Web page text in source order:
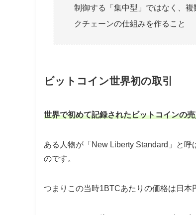
制御する「集中型」ではなく、
クチェーンの仕組みを作ること
ビットコイン世界初の取引
世界で初めて記録されたビットコインの
ある人物が「New Liberty Standard」と呼
のです。
つまりこの当時1BTCあたりの価格は日本